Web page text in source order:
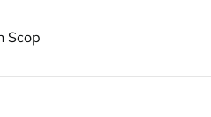
Scop